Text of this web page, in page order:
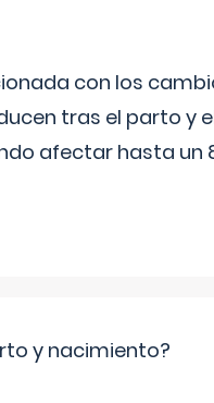
con los
tras el parto y
afectar hasta un
y nacimiento?